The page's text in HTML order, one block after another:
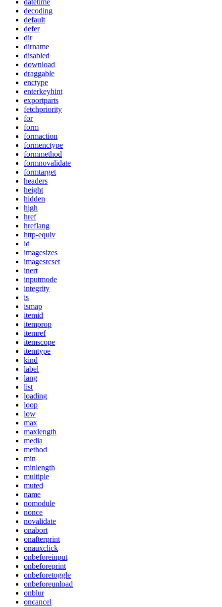
decoding
default
defer
dir
dirname
disabled
download
draggable
enctype
enterkeyhint
exportparts
fetchpriority
for
form
formaction
formenctype
formmethod
formnovalidate
formtarget
headers
height
hidden
high
href
hreflang
http-equiv
id
imagesizes
imagesrcset
inert
inputmode
integrity
is
ismap
itemid
itemprop
itemref
itemscope
itemtype
kind
label
lang
list
loading
loop
low
max
maxlength
media
method
min
minlength
multiple
muted
name
nomodule
nonce
novalidate
onabort
onafterprint
onauxclick
onbeforeinput
onbeforeprint
onbeforetoggle
onbeforeunload
onblur
oncancel